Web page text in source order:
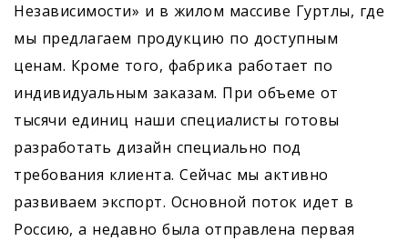
Независимости» и в жилом массиве Гуртлы, где
мы предлагаем продукцию по доступным
ценам. Кроме того, фабрика работает по
индивидуальным заказам. При объеме от
тысячи единиц наши специалисты готовы
разработать дизайн специально под
требования клиента. Сейчас мы активно
развиваем экспорт. Основной поток идет в
Россию, а недавно была отправлена первая